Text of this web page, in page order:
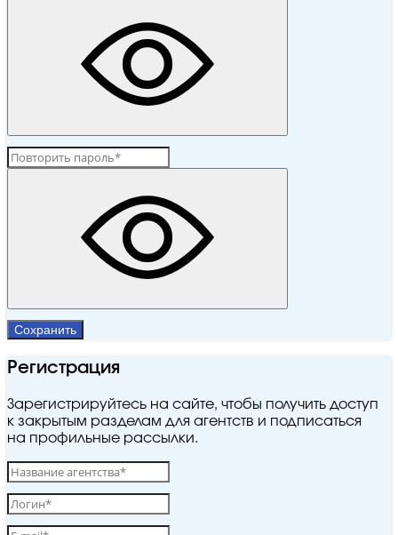
Сохранить
Регистрация
Зарегистрируйтесь на сайте, чтобы получить доступ
к закрытым разделам для агентств и подписаться
на профильные рассылки.